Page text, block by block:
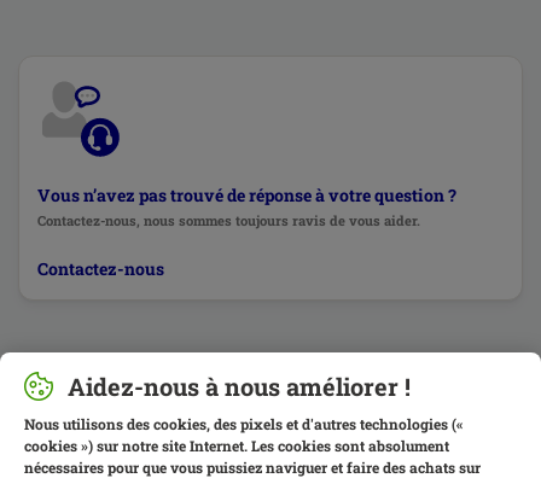
Vous n’avez pas trouvé de réponse à votre question ?
Contactez-nous, nous sommes toujours ravis de vous aider.
Contactez-nous
Aidez-nous à nous améliorer !
Nous utilisons des cookies, des pixels et d'autres technologies («
cookies ») sur notre site Internet. Les cookies sont absolument
nécessaires pour que vous puissiez naviguer et faire des achats sur